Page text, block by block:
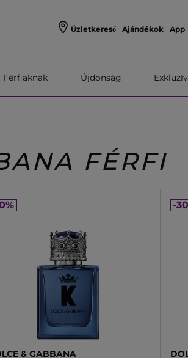
Üzletkereső Ajándékok App
Férfiaknak Újdonság Exkluzív
FÉRFI
& GABBANA
-